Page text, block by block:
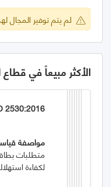
لم يتم توفير المجال
الأكثر مبيعاً في قطاع
2530:2016
مواصفة
متطلبات
لكفاءة